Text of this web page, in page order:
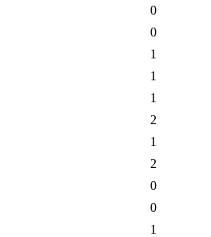
0
0
1
1
1
2
1
2
0
0
1